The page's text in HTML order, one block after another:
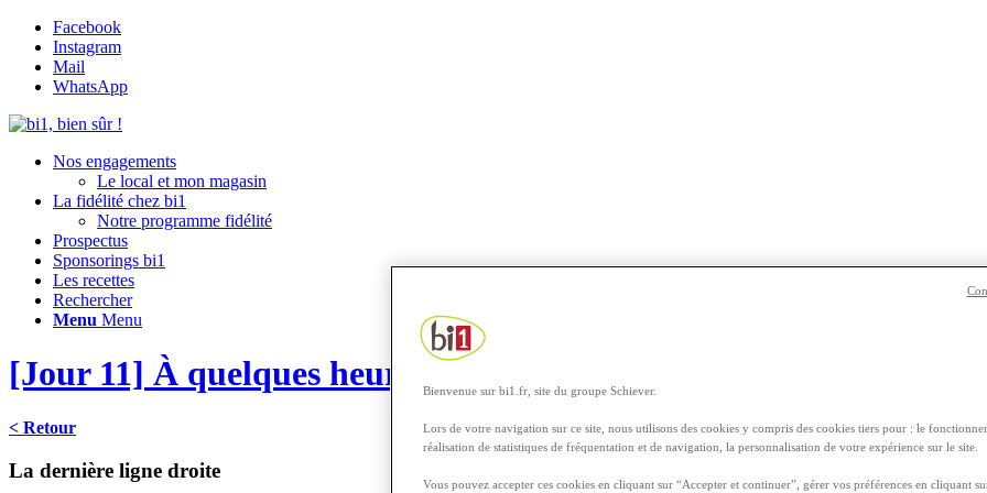
Facebook
Instagram
Mail
WhatsApp
Nos engagements
Le local et mon magasin
La fidélité chez bi1
Notre programme fidélité
Prospectus
Sponsorings bi1
Les recettes
Rechercher
Menu Menu
[Jour 11] À quelques heures de l’exploit
< Retour
La dernière ligne droite
Bienvenue sur bi1.fr, site du groupe Schiever.
Lors de votre navigation sur ce site, nous utilisons des cookies y compris des cookies tiers pour : le
réalisation de statistiques de fréquentation et de navigation, la personnalisation de votre expérience sur le site.
Vous pouvez accepter ces cookies en cliquant sur “Accepter et continuer”, gérer vos préférences en cliquant